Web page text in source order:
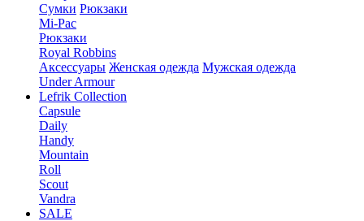
Сумки Рюкзаки
Mi-Pac
Рюкзаки
Royal Robbins
Аксессуары Женская одежда Мужская одежда
Under Armour
Lefrik Collection
Capsule
Daily
Handy
Mountain
Roll
Scout
Vandra
SALE